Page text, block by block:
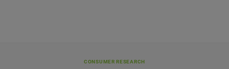
CONSUMER RESEARCH